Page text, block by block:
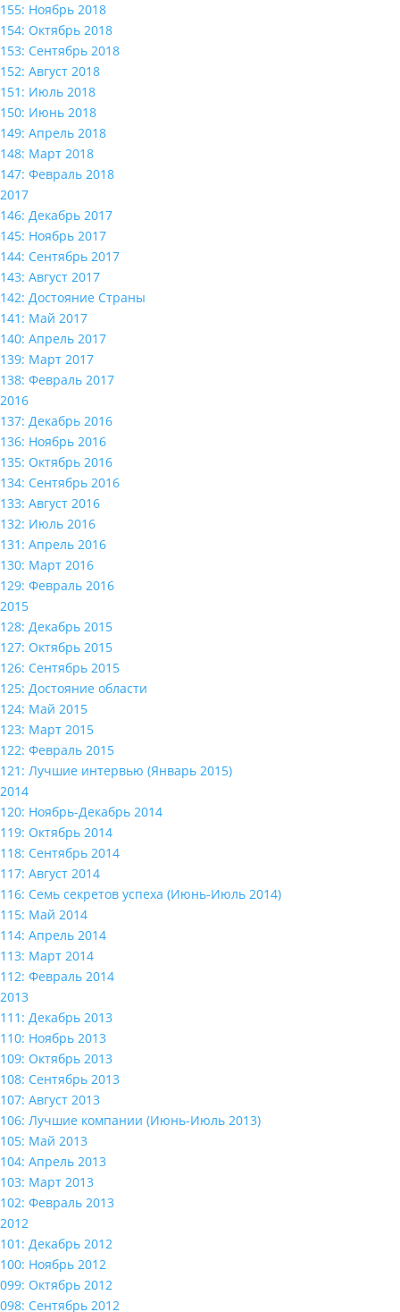
155: Ноябрь 2018
154: Октябрь 2018
153: Сентябрь 2018
152: Август 2018
151: Июль 2018
150: Июнь 2018
149: Апрель 2018
148: Март 2018
147: Февраль 2018
2017
146: Декабрь 2017
145: Ноябрь 2017
144: Сентябрь 2017
143: Август 2017
142: Достояние Страны
141: Май 2017
140: Апрель 2017
139: Март 2017
138: Февраль 2017
2016
137: Декабрь 2016
136: Ноябрь 2016
135: Октябрь 2016
134: Сентябрь 2016
133: Август 2016
132: Июль 2016
131: Апрель 2016
130: Март 2016
129: Февраль 2016
2015
128: Декабрь 2015
127: Октябрь 2015
126: Сентябрь 2015
125: Достояние области
124: Май 2015
123: Март 2015
122: Февраль 2015
121: Лучшие интервью (Январь 2015)
2014
120: Ноябрь-Декабрь 2014
119: Октябрь 2014
118: Сентябрь 2014
117: Август 2014
116: Семь секретов успеха (Июнь-Июль 2014)
115: Май 2014
114: Апрель 2014
113: Март 2014
112: Февраль 2014
2013
111: Декабрь 2013
110: Ноябрь 2013
109: Октябрь 2013
108: Сентябрь 2013
107: Август 2013
106: Лучшие компании (Июнь-Июль 2013)
105: Май 2013
104: Апрель 2013
103: Март 2013
102: Февраль 2013
2012
101: Декабрь 2012
100: Ноябрь 2012
099: Октябрь 2012
098: Сентябрь 2012